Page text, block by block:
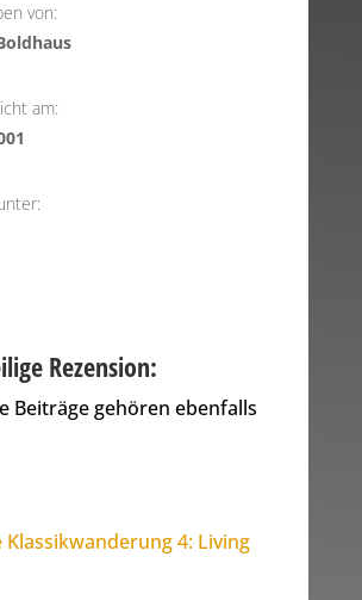
von:
am:
Rezension:
Beiträge gehören ebenfalls
Klassikwanderung 4: Living